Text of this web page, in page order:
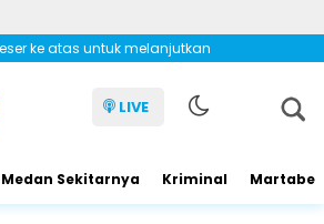
ke atas untuk melanjutkan
LIVE
Medan Sekitarnya Kriminal Martabe